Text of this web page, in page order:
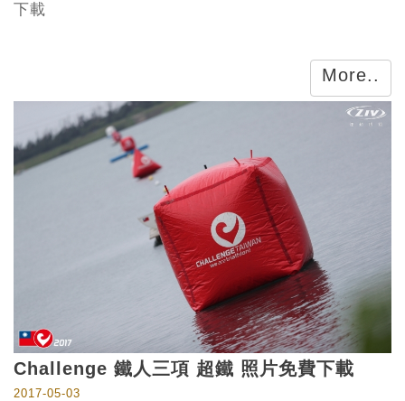
下載
More..
Challenge 鐵人三項 超鐵 照片免費下載
2017-05-03